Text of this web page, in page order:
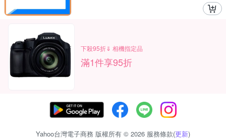
下殺95折⇓ 相機指定品
滿1件享95折
Yahoo台灣電子商務 版權所有 © 2026 服務條款(更新)